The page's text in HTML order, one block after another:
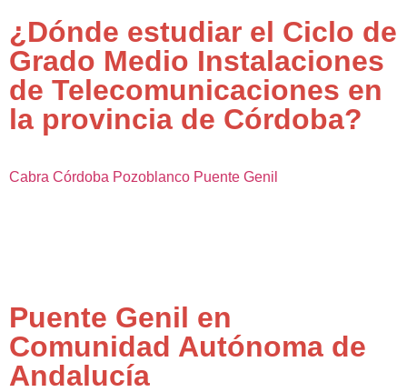
¿Dónde estudiar el Ciclo de
Grado Medio Instalaciones
de Telecomunicaciones en
la provincia de Córdoba?
Cabra Córdoba Pozoblanco Puente Genil
Puente Genil en
Comunidad Autónoma de
Andalucía